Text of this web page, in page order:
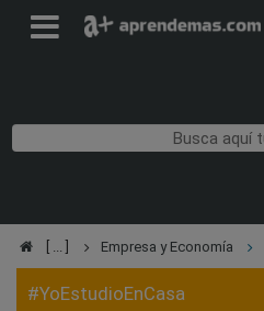
Empresa y Economía
#YoEstudioEnCasa